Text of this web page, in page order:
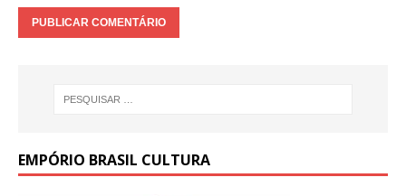
EMPÓRIO BRASIL CULTURA